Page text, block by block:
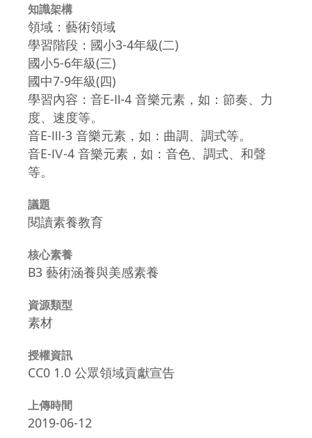
知識架構
領域：藝術領域
學習階段：國小3-4年級(二)
國小5-6年級(三)
國中7-9年級(四)
學習內容：音E-Ⅱ-4 音樂元素，如：節奏、力
度、速度等。
音E-Ⅲ-3 音樂元素，如：曲調、調式等。
音E-Ⅳ-4 音樂元素，如：音色、調式、和聲
等。
議題
閱讀素養教育
核心素養
B3 藝術涵養與美感素養
資源類型
素材
授權資訊
CC0 1.0 公眾領域貢獻宣告
上傳時間
2019-06-12